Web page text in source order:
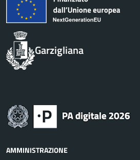
Garzigliana
AMMINISTRAZIONE